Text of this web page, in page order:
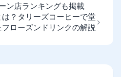
ン店ランキングも掲載
は？タリーズコーヒーで堂
ローズンドリンクの解説